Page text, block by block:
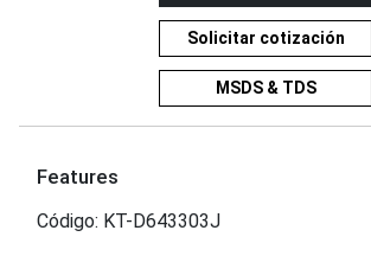
Solicitar cotización
MSDS & TDS
Features
Código: KT-D643303J